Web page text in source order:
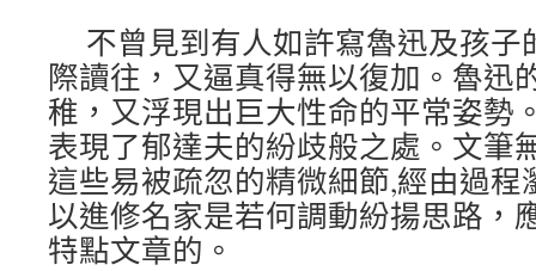
不曾見到有人如許寫魯迅及孩
際讀往，又逼真得無以復加。魯迅
稚，又浮現出巨大性命的平常姿勢
表現了郁達夫的紛歧般之處。文筆
這些易被疏忽的精微細節,經由過
以進修名家是若何調動紛揚思路，
特點文章的。